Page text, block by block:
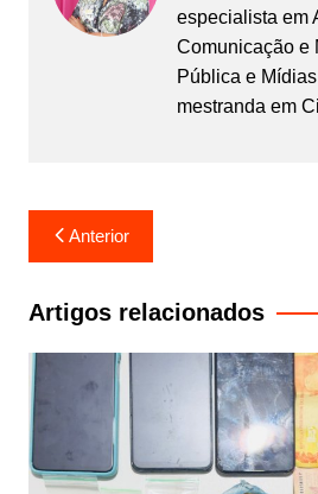
especialista em
Comunicação e
Pública e
mestranda em
Navegação
de
Post
Anterior
Artigos relacionados